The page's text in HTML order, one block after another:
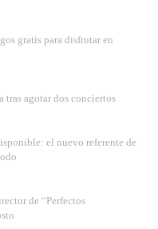
gratis para disfrutar en
tras agotar dos conciertos
el nuevo referente de
de “Perfectos